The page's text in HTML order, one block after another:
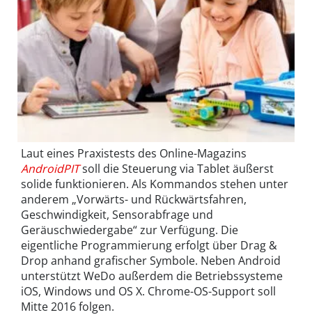
Laut eines Praxistests des Online-Magazins
AndroidPITsoll die Steuerung via Tablet äußerst
solide funktionieren. Als Kommandos stehen unter
anderem „Vorwärts- und Rückwärtsfahren,
Geschwindigkeit, Sensorabfrage und
Geräuschwiedergabe“ zur Verfügung. Die
eigentliche Programmierung erfolgt über Drag &
Drop anhand grafischer Symbole. Neben Android
unterstützt WeDo außerdem die Betriebssysteme
iOS, Windows und OS X. Chrome-OS-Support soll
Mitte 2016 folgen.